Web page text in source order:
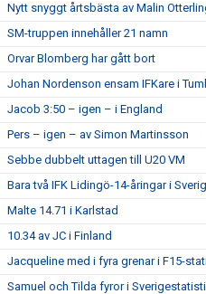
Nytt snyggt årtsbästa av Malin
SM-truppen innehåller 21 namn
Orvar Blomberg har gått bort
Johan Nordenson ensam IFKare i
Jacob 3:50 – igen – i England
Pers – igen – av Simon Martinsson
Sebbe dubbelt uttagen till U20 VM
Bara två IFK Lidingö-14-åringar i
Malte 14.71 i Karlstad
10.34 av JC i Finland
Jacqueline med i fyra grenar i F15-
Samuel och Tilda fyror i